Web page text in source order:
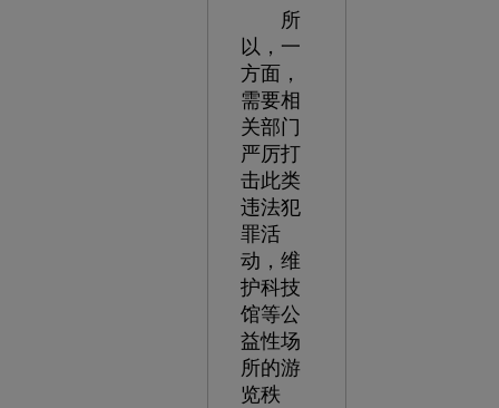
所
以，一
方面，
需要相
关部门
严厉打
击此类
违法犯
罪活
动，维
护科技
馆等公
益性场
所的游
览秩